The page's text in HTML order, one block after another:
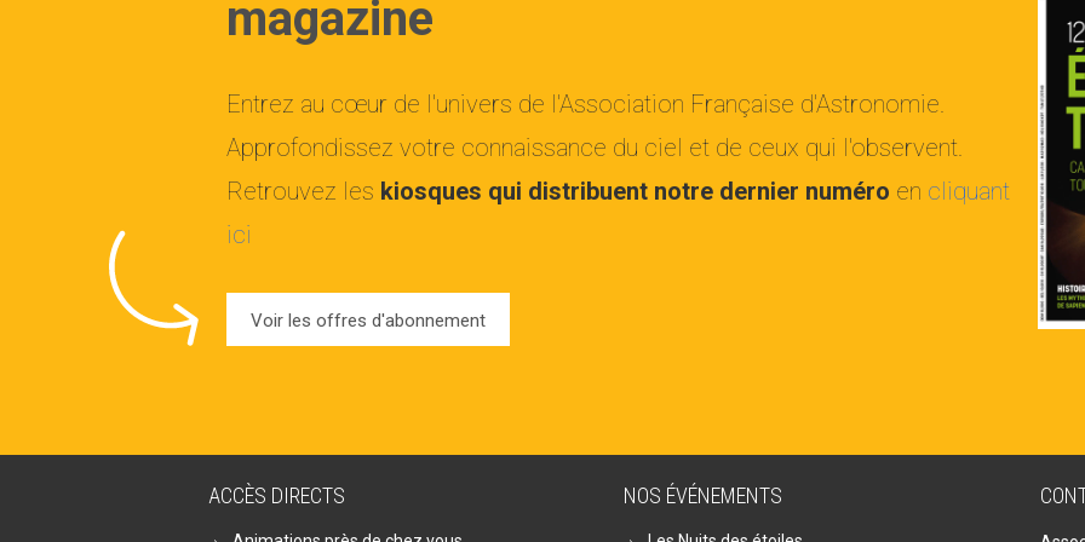
magazine
Entrez au cœur de l'univers de l'Association Française d'Astronomie.
Approfondissez votre connaissance du ciel et de ceux qui l'observent.
Retrouvez les kiosques qui distribuent notre dernier numéro en cliquant
ici
Voir les offres d'abonnement
ACCÈS DIRECTS NOS ÉVÉNEMENTS